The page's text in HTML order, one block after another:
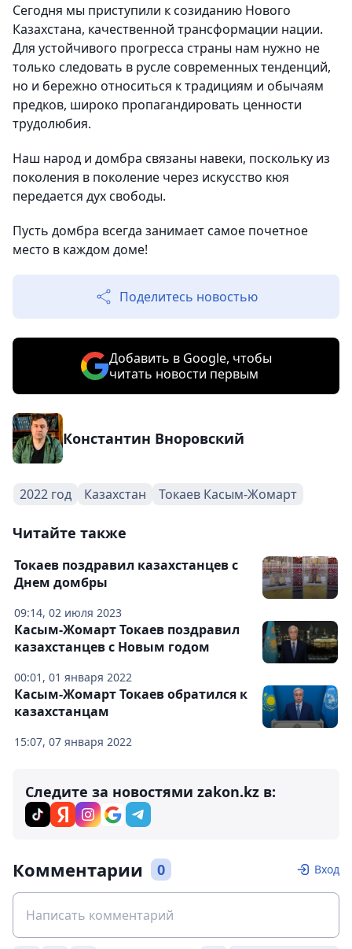
Сегодня мы приступили к созиданию Нового
Казахстана, качественной трансформации нации.
Для устойчивого прогресса страны нам нужно не
только следовать в русле современных тенденций,
но и бережно относиться к традициям и обычаям
предков, широко пропагандировать ценности
трудолюбия.
Наш народ и домбра связаны навеки, поскольку из
поколения в поколение через искусство кюя
передается дух свободы.
Пусть домбра всегда занимает самое почетное
место в каждом доме!
Поделитесь новостью
Добавить в Google, чтобы
читать новости первым
Константин Вноровский
2022 год Казахстан Токаев Касым-Жомарт
Читайте также
09:14, 02 июля 2023
Токаев поздравил казахстанцев с
Днем домбры
00:01, 01 января 2022
Касым-Жомарт Токаев поздравил
казахстанцев с Новым годом
15:07, 07 января 2022
Касым-Жомарт Токаев обратился к
казахстанцам
Следите за новостями zakon.kz в:
Комментарии 0 Вход